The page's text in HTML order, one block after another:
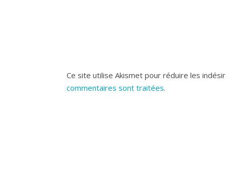
Ce site utilise Akismet pour réduire les
commentaires sont traitées.